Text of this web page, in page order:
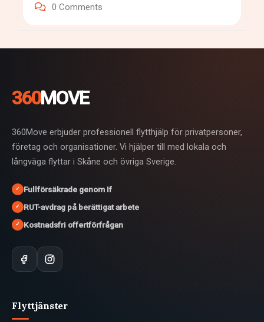
0 Comments
360MOVE
360Move erbjuder professionell flytthjälp för privatpersoner,
företag och organisationer. Vi hjälper till med lokala och
långväga flyttar i Skåne och övriga Sverige.
✓ Fullförsäkrade genom If
✓ RUT-avdrag på berättigat arbete
✓ Kostnadsfri offertförfrågan
Flyttjänster